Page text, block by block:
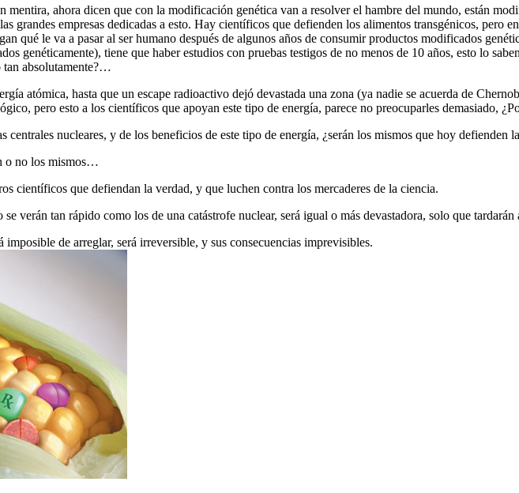
mentira, ahora dicen que con la modificación genética van a resolver el hambre del mundo, están
grandes empresas dedicadas a esto. Hay científicos que defienden los alimentos transgénicos, pero
qué le va a pasar al ser humano después de algunos años de consumir productos modificados
genéticamente), tiene que haber estudios con pruebas testigos de no menos de 10 años, esto lo
tan absolutamente?…
atómica, hasta que un escape radioactivo dejó devastada una zona (ya nadie se acuerda de
pero esto a los científicos que apoyan este tipo de energía, parece no preocuparles demasiado,
centrales nucleares, y de los beneficios de este tipo de energía, ¿serán los mismos que hoy
o no los mismos…
científicos que defiendan la verdad, y que luchen contra los mercaderes de la ciencia.
verán tan rápido como los de una catástrofe nuclear, será igual o más devastadora, solo que tardarán
imposible de arreglar, será irreversible, y sus consecuencias imprevisibles.